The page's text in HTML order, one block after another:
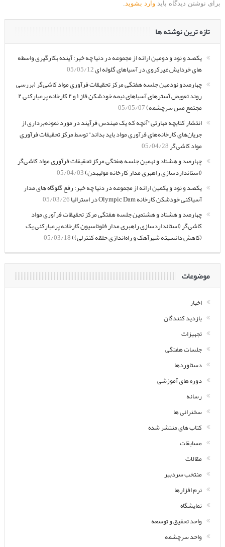
برای نوشتن دیدگاه باید وارد بشوید
تازه ترین نوشته ها
یکصد و نود و دومین ارائه از مجموعه در دنیا چه خبر: آینده بکارگیری واسطه
های خردایش غیرکروی در آسیاهای گلوله ای05/05/12
چهارصدو نودمین جلسه هفتگی مرکز تحقیقات فرآوری مواد کاشی‌گر (بررسی
روند تعویض آسترهای آسیاهای نیمه خودشکن فاز ۱ و ۲ کارخانه پرعیارکنی ۲
مجتمع مس سرچشمه)05/05/07
انتشار کتابچه مهارتی “آنچه که یک مهندس فرآیند در مورد نمونه‌برداری از
جریان‌های کارخانه‌های فرآوری مواد باید بداند” توسط مرکز تحقیقات فرآوری
مواد کاشی‌گر05/04/28
چهارصد و هشتاد و نهمین جلسه هفتگی مرکز تحقیقات فرآوری مواد کاشی‌گر
(استانداردسازی راهبری مدار کارخانه مولیبدن)05/04/03
یکصد و نود و یکمین ارائه از مجموعه در دنیا چه خبر: رفع گلوگاه های مدار
آسیاکنی خودشکن کارخانه Olympic Dam در استرالیا
05/03/26
چهارصد و هشتاد و هشتمین جلسه هفتگی مرکز تحقیقات فرآوری مواد
کاشی‌گر (استانداردسازی راهبری مدار فلوتاسیون کارخانه پرعیارکنی یک
(کاهش دانسیته شیرآهک و راه‌اندازی حلقه کنترلی))05/03/18
موضوعات
اخبار
بازدید کنندگان
تجهیزات
جلسات هفتگی
دستاوردها
دوره های آموزشی
رسانه
سخنرانی ها
کتاب های منتشر شده
مسابقات
مقالات
منتخب سردبیر
نرم افزارها
نمایشگاه
واحد تحقیق و توسعه
واحد سرچشمه